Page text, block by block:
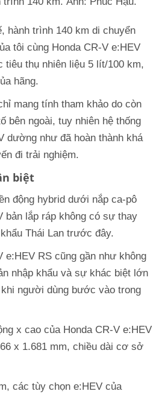
hành trình 140 km di chuyển
tôi cùng Honda CR-V e:HEV
tiêu thụ nhiên liệu 5 lít/100 km,
hãng.
mang tính tham khảo do còn
bên ngoài, tuy nhiên hệ thống
dường như đã hoàn thành khá
đi trải nghiệm.
biệt
động hybrid dưới nắp ca-pô
bản lắp ráp không có sự thay
Thái Lan trước đây.
e:HEV RS cũng gần như không
nhập khẩu và sự khác biệt lớn
người dùng bước vào trong
x cao của Honda CR-V e:HEV
x 1.681 mm, chiều dài cơ sở
các tùy chọn e:HEV của